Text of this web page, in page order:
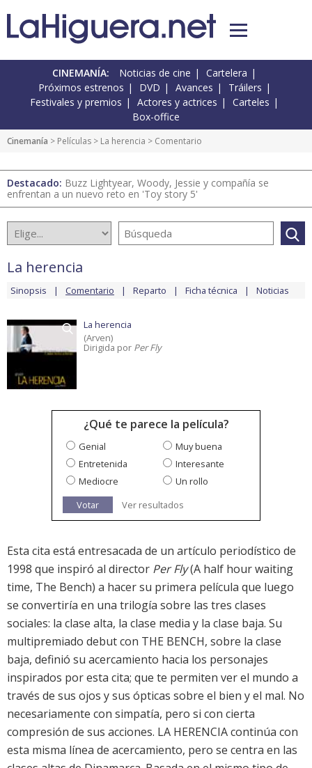
CINEMANÍA: Noticias de cine
Cartelera
Próximos estrenos
DVD Avances
Tráilers
Festivales y premios
Actores y actrices
Carteles
Box-office
Cinemanía > Películas > La herencia > Comentario
Destacado: Buzz Lightyear, Woody, Jessie y compañía se
enfrentan a un nuevo reto en 'Toy story 5'
La herencia
Sinopsis Comentario Reparto Ficha técnica Noticias
La herencia
(Arven)
Dirigida por Per Fly
¿Qué te parece la película?
Genial
Muy buena
Entretenida
Interesante
Mediocre
Un rollo
Votar
Ver resultados
Esta cita está entresacada de un artículo periodístico de
1998 que inspiró al director Per Fly(A half hour waiting
time, The Bench) a hacer su primera película que luego
se convertiría en una trilogía sobre las tres clases
sociales: la clase alta, la clase media y la clase baja. Su
multipremiado debut con THE BENCH, sobre la clase
baja, definió su acercamiento hacia los personajes
inspirados por esta cita; que te permiten ver el mundo a
través de sus ojos y sus ópticas sobre el bien y el mal. No
necesariamente con simpatía, pero si con cierta
compresión de sus acciones. LA HERENCIA continúa con
esta misma línea de acercamiento, pero se centra en las